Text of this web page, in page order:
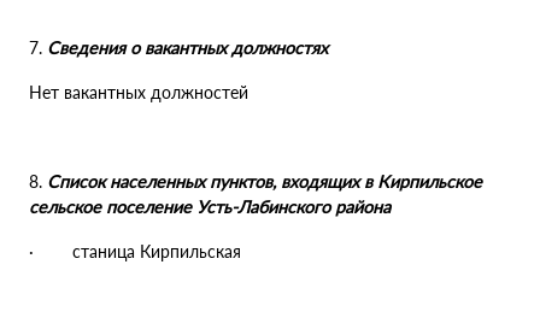
7. Сведения о вакантных должностях
Нет вакантных должностей
8. Список населенных пунктов, входящих в Кирпильское
сельское поселение Усть-Лабинского района
· станица Кирпильская